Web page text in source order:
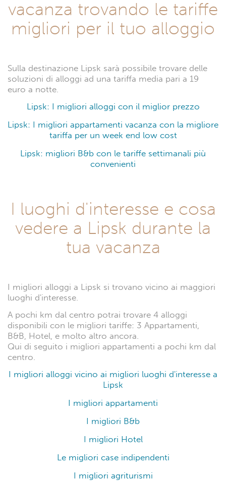
vacanza trovando le tariffe
migliori per il tuo alloggio
Sulla destinazione Lipsk sarà possibile trovare delle
soluzioni di alloggi ad una tariffa media pari a 19
euro a notte.
Lipsk: I migliori alloggi con il miglior prezzo
Lipsk: I migliori appartamenti vacanza con la migliore
tariffa per un week end low cost
Lipsk: migliori B&b con le tariffe settimanali più
convenienti
I luoghi d'interesse e cosa
vedere a Lipsk durante la
tua vacanza
I migliori alloggi a Lipsk si trovano vicino ai maggiori
luoghi d'interesse.
A pochi km dal centro potrai trovare 4 alloggi
disponibili con le migliori tariffe: 3 Appartamenti,
B&B, Hotel, e molto altro ancora.
Qui di seguito i migliori appartamenti a pochi km dal
centro.
I migliori alloggi vicino ai migliori luoghi d'interesse a
Lipsk
I migliori appartamenti
I migliori B&b
I migliori Hotel
Le migliori case indipendenti
I migliori agriturismi